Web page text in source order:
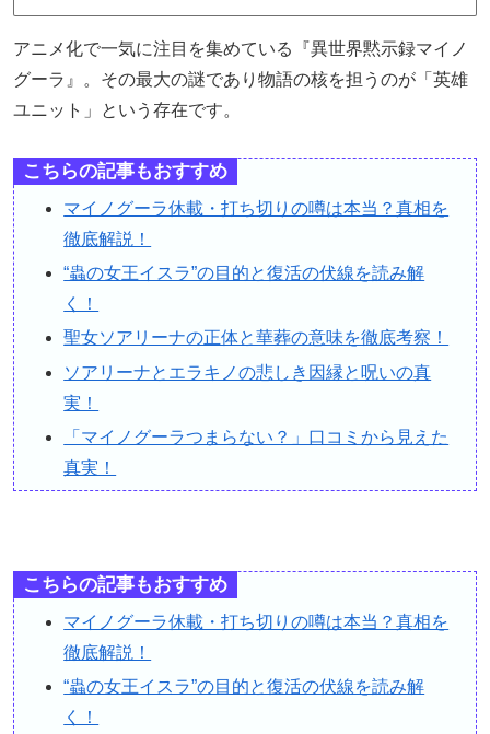
アニメ化で一気に注目を集めている『異世界黙示録マイノ
グーラ』。その最大の謎であり物語の核を担うのが「英雄
ユニット」という存在です。
こちらの記事もおすすめ
マイノグーラ休載・打ち切りの噂は本当？真相を
徹底解説！
“蟲の女王イスラ”の目的と復活の伏線を読み解
く！
聖女ソアリーナの正体と華葬の意味を徹底考察！
ソアリーナとエラキノの悲しき因縁と呪いの真
実！
「マイノグーラつまらない？」口コミから見えた
真実！
こちらの記事もおすすめ
マイノグーラ休載・打ち切りの噂は本当？真相を
徹底解説！
“蟲の女王イスラ”の目的と復活の伏線を読み解
く！